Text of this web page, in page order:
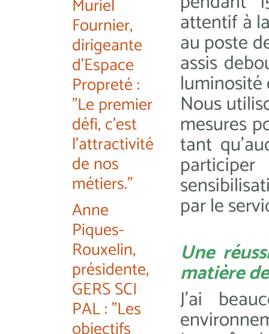
Muriel
Fournier,
dirigeante
d'Espace
Propreté :
"Le premier
défi, c'est
l'attractivité
de nos
métiers."
Anne
Piques-
Rouxelin,
présidente,
GERS SCI
PAL : "Les
attentif à
au poste
assis
luminosité
Nous
mesures
tant
par le
Une
matière
J’ai